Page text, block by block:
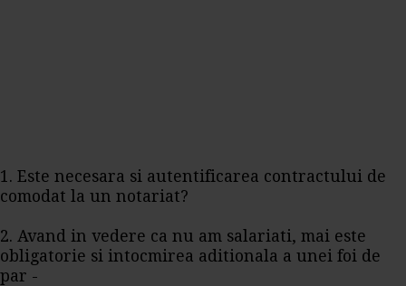
1. Este necesara si autentificarea contractului de
comodat la un notariat?
2. Avand in vedere ca nu am salariati, mai este
obligatorie si intocmirea aditionala a unei foi de
par -